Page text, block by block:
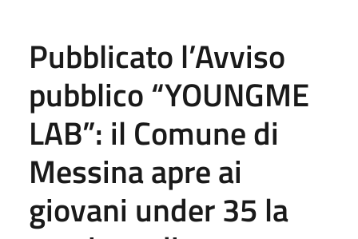
Pubblicato l’Avviso
pubblico “YOUNGME
LAB”: il Comune di
Messina apre ai
giovani under 35 la